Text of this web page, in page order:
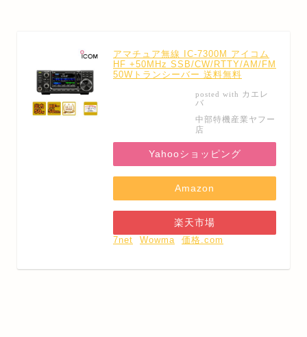
アマチュア無線 IC-7300M アイコム
HF +50MHz SSB/CW/RTTY/AM/FM
50Wトランシーバー 送料無料
posted with カエレ
バ
中部特機産業ヤフー
店
Yahooショッピング
Amazon
楽天市場
7net
Wowma 価格.com